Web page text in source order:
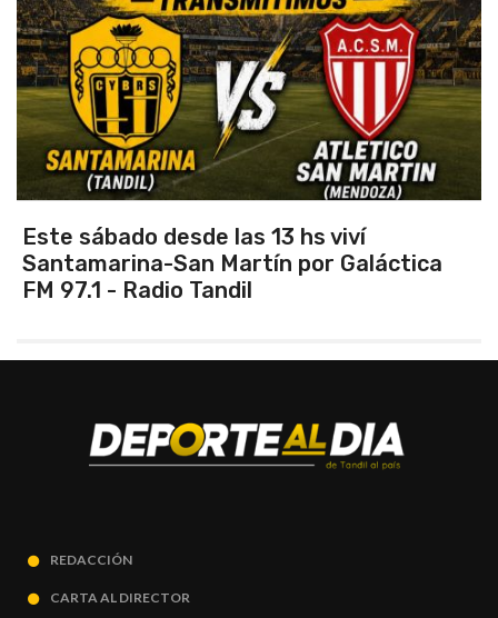
Vuelve el torneo oficial de hockey
REDACCIÓN
CARTA AL DIRECTOR